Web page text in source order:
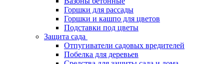
Горшки для рассады
Горшки и кашпо для цветов
Подставки под цветы
Защита сада
Отпугиватели садовых вредителей
Побелка для деревьев